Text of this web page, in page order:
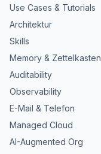
Use Cases & Tutorials
Architektur
Skills
Memory & Zettelkasten
Auditability
Observability
E-Mail & Telefon
Managed Cloud
AI-Augmented Org